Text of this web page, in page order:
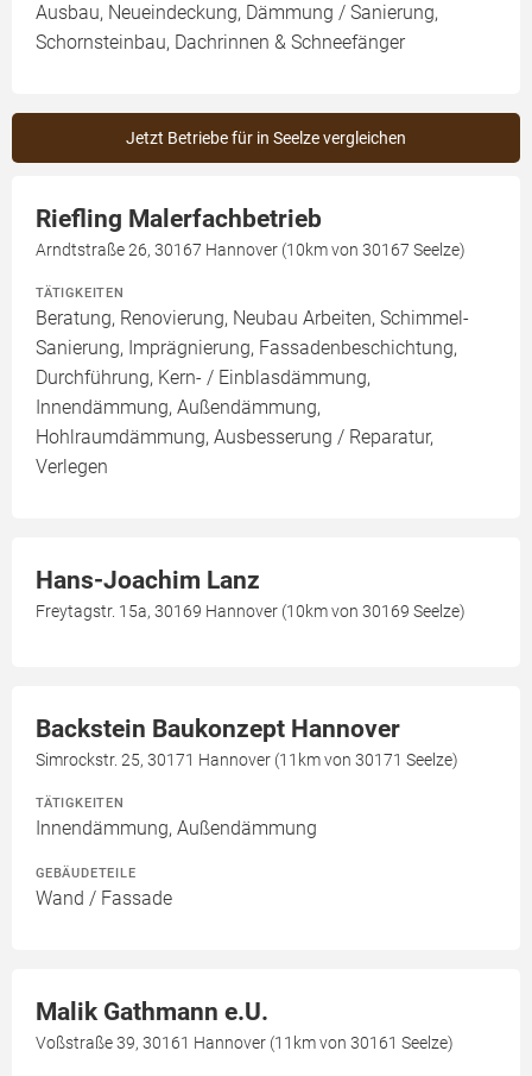
Ausbau, Neueindeckung, Dämmung / Sanierung,
Schornsteinbau, Dachrinnen & Schneefänger
Jetzt Betriebe für in Seelze vergleichen
Riefling Malerfachbetrieb
Arndtstraße 26, 30167 Hannover (10km von 30167 Seelze)
TÄTIGKEITEN
Beratung, Renovierung, Neubau Arbeiten, Schimmel-
Sanierung, Imprägnierung, Fassadenbeschichtung,
Durchführung, Kern- / Einblasdämmung,
Innendämmung, Außendämmung,
Hohlraumdämmung, Ausbesserung / Reparatur,
Verlegen
Hans-Joachim Lanz
Freytagstr. 15a, 30169 Hannover (10km von 30169 Seelze)
Backstein Baukonzept Hannover
Simrockstr. 25, 30171 Hannover (11km von 30171 Seelze)
TÄTIGKEITEN
Innendämmung, Außendämmung
GEBÄUDETEILE
Wand / Fassade
Malik Gathmann e.U.
Voßstraße 39, 30161 Hannover (11km von 30161 Seelze)